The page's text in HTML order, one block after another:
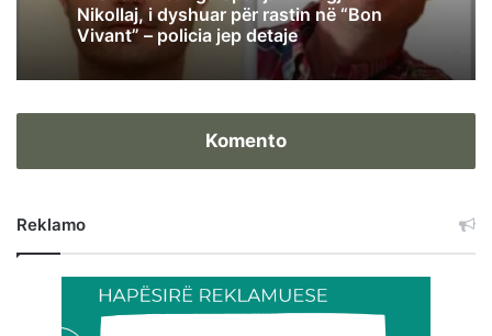
Nikollaj, i dyshuar për rastin në “Bon
Vivant” – policia jep detaje
Komento
Reklamo